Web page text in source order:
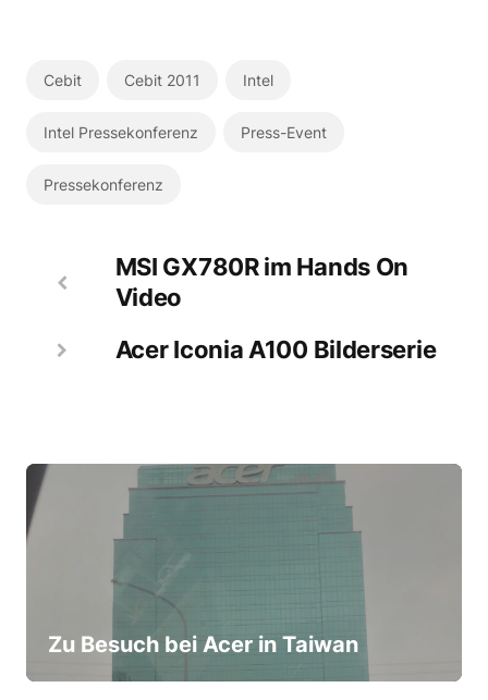
Cebit Cebit 2011 Intel
Intel Pressekonferenz Press-Event
Pressekonferenz
MSI GX780R im Hands On
Video
Acer Iconia A100 Bilderserie
Zu Besuch bei Acer in Taiwan